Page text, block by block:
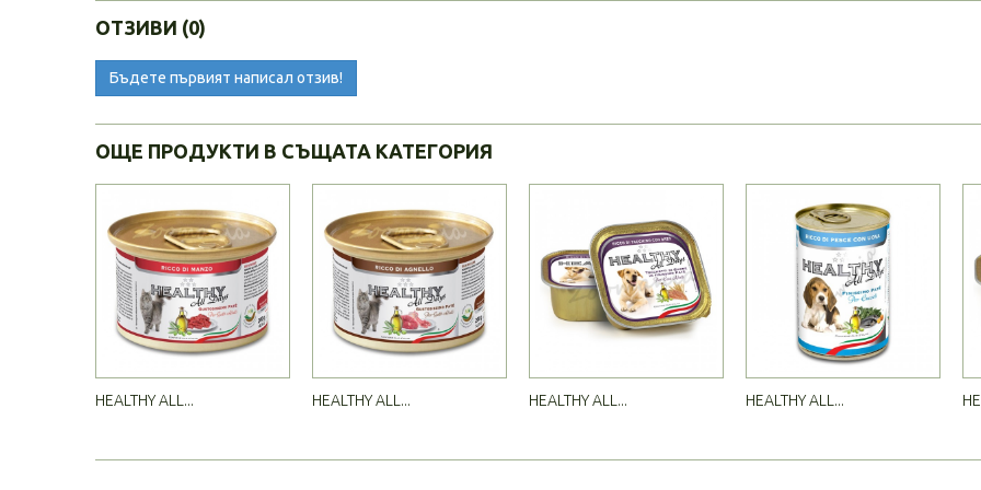
ОТЗИВИ (0)
Бъдете първият написал отзив!
ОЩЕ ПРОДУКТИ В СЪЩАТА КАТЕГОРИЯ
HEALTHY ALL... HEALTHY ALL... HEALTHY ALL... HEALTHY ALL...